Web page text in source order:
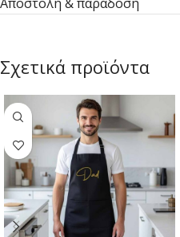
Σχετικά προϊόντα